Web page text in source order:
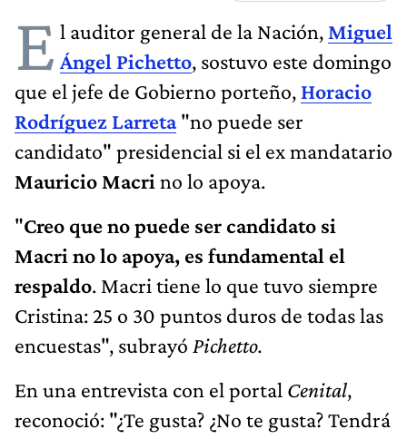
E l auditor general de la Nación, Miguel
Ángel Pichetto, sostuvo este domingo
que el jefe de Gobierno porteño, Horacio
Rodríguez Larreta"no puede ser
candidato" presidencial si el ex mandatario
Mauricio Macri no lo apoya.
"Creo que no puede ser candidato si
Macri no lo apoya, es fundamental el
respaldo. Macri tiene lo que tuvo siempre
Cristina: 25 o 30 puntos duros de todas las
encuestas", subrayó Pichetto.
En una entrevista con el portal Cenital,
reconoció: "¿Te gusta? ¿No te gusta? Tendrá